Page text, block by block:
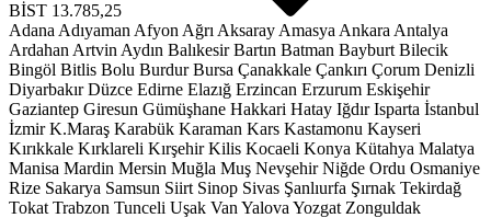
BİST 13.785,25
Adana Adıyaman Afyon Ağrı Aksaray Amasya Ankara Antalya
Ardahan Artvin Aydın Balıkesir Bartın Batman Bayburt Bilecik
Bingöl Bitlis Bolu Burdur Bursa Çanakkale Çankırı Çorum Denizli
Diyarbakır Düzce Edirne Elazığ Erzincan Erzurum Eskişehir
Gaziantep Giresun Gümüşhane Hakkari Hatay Iğdır Isparta İstanbul
İzmir K.Maraş Karabük Karaman Kars Kastamonu Kayseri
Kırıkkale Kırklareli Kırşehir Kilis Kocaeli Konya Kütahya Malatya
Manisa Mardin Mersin Muğla Muş Nevşehir Niğde Ordu Osmaniye
Rize Sakarya Samsun Siirt Sinop Sivas Şanlıurfa Şırnak Tekirdağ
Tokat Trabzon Tunceli Uşak Van Yalova Yozgat Zonguldak